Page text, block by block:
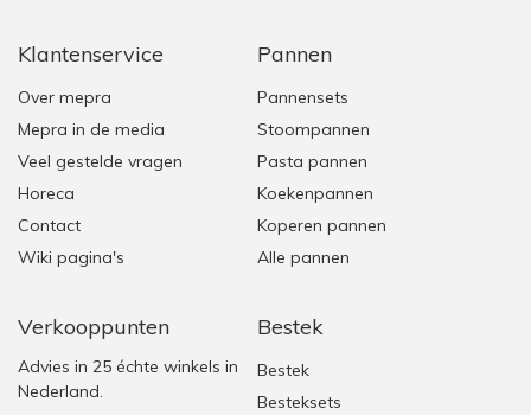
Klantenservice
Over mepra
Mepra in de media
Veel gestelde vragen
Horeca
Contact
Wiki pagina's
Verkooppunten
Advies in 25 échte winkels in
Nederland.
Pannen
Pannensets
Stoompannen
Pasta pannen
Koekenpannen
Koperen pannen
Alle pannen
Bestek
Bestek
Besteksets